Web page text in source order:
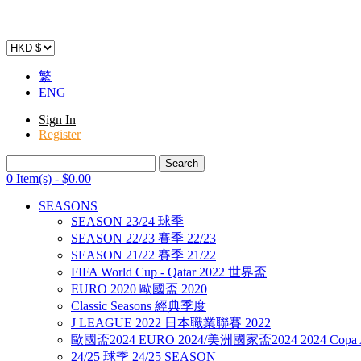
繁
ENG
Sign In
Register
0 Item(s) - $0.00
SEASONS
SEASON 23/24 球季
SEASON 22/23 賽季 22/23
SEASON 21/22 賽季 21/22
FIFA World Cup - Qatar 2022 世界盃
EURO 2020 歐國盃 2020
Classic Seasons 經典季度
J LEAGUE 2022 日本職業聯賽 2022
歐國盃2024 EURO 2024/美洲國家盃2024 2024 Copa
24/25 球季 24/25 SEASON